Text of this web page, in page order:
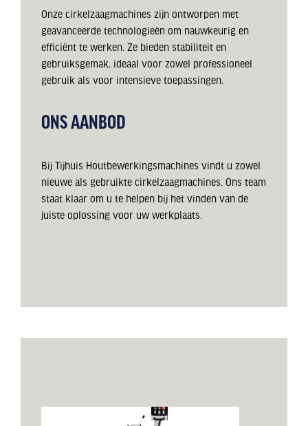
Onze cirkelzaagmachines zijn ontworpen met
geavanceerde technologieën om nauwkeurig en
efficiënt te werken. Ze bieden stabiliteit en
gebruiksgemak, ideaal voor zowel professioneel
gebruik als voor intensieve toepassingen.
ONS AANBOD
Bij Tijhuis Houtbewerkingsmachines vindt u zowel
nieuwe als gebruikte cirkelzaagmachines. Ons team
staat klaar om u te helpen bij het vinden van de
juiste oplossing voor uw werkplaats.